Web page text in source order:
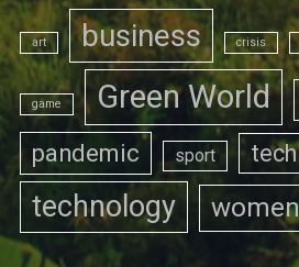
art business crisis
game Green World
pandemic sport tech
technology women